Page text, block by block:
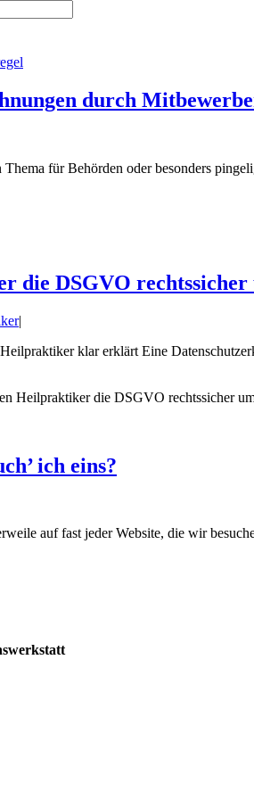
durch
Thema für Behörden oder besonders
die DSGVO rechtssicher
|
klar erklärt Eine
Heilpraktiker die DSGVO rechtssicher
ich eins?
auf fast jeder Website, die wir